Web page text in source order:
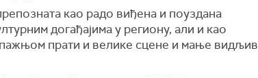
као радо виђена и поуздана
догађајима у региону, али и као
пажњом прати и велике сцене и мање